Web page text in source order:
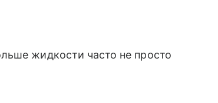
жидкости часто не просто